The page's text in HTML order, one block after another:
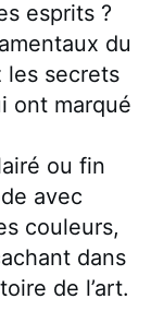
esprits ?
du
les secrets
ont marqué
ou fin
avec
couleurs,
dans
de l’art.